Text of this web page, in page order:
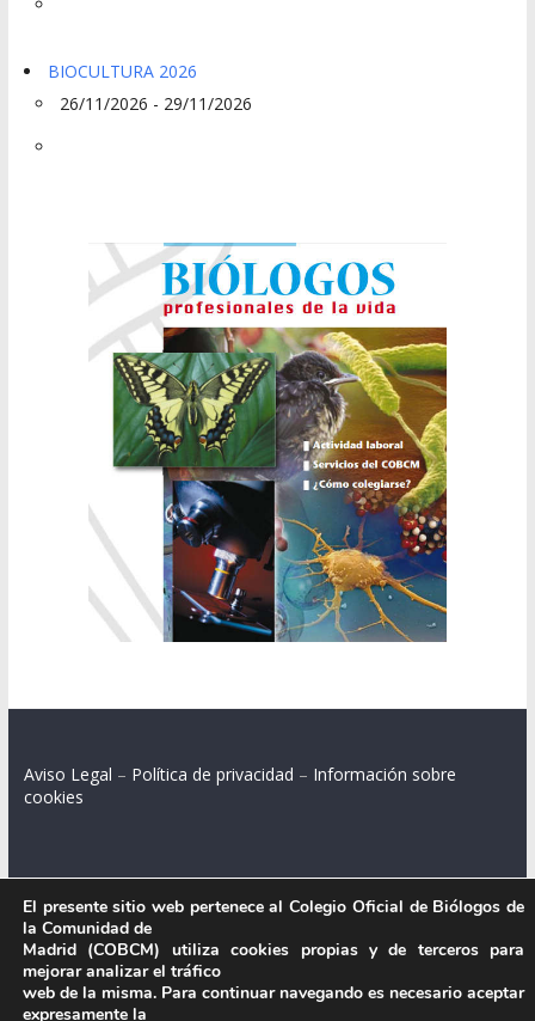
BIOCULTURA 2026
26/11/2026 - 29/11/2026
Aviso Legal – Política de privacidad – Información sobre
cookies
Colegio Oficial de Biólogos de la Comunidad de Madrid.
C/ Santa Engracia 108, 2º int.izq. 28003 Madrid.
El presente sitio web pertenece al Colegio Oficial de Biólogos de
la Comunidad de
Madrid (COBCM) utiliza cookies propias y de terceros para
mejorar analizar el tráfico
web de la misma. Para continuar navegando es necesario aceptar
expresamente la